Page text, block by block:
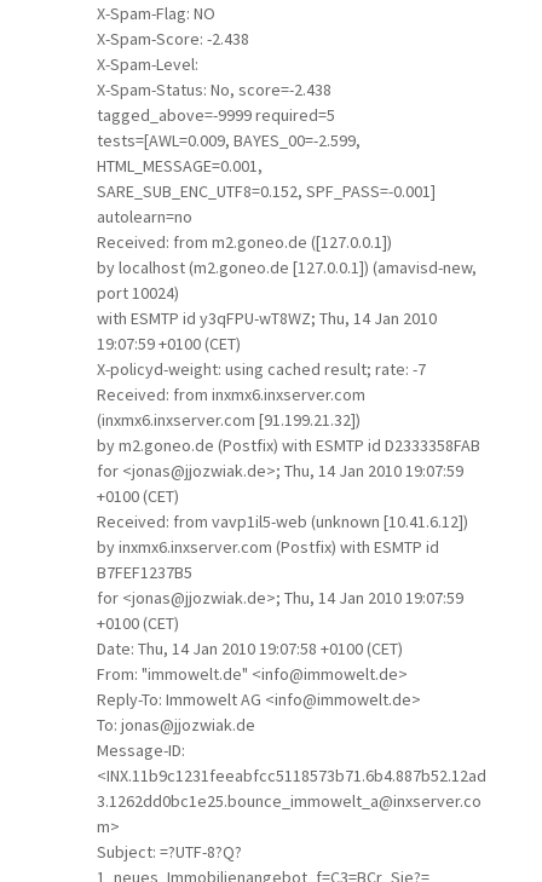
X-Spam-Flag: NO
X-Spam-Score: -2.438
X-Spam-Level:
X-Spam-Status: No, score=-2.438
tagged_above=-9999 required=5
tests=[AWL=0.009, BAYES_00=-2.599,
HTML_MESSAGE=0.001,
SARE_SUB_ENC_UTF8=0.152, SPF_PASS=-0.001]
autolearn=no
Received: from m2.goneo.de ([127.0.0.1])
by localhost (m2.goneo.de [127.0.0.1]) (amavisd-new,
port 10024)
with ESMTP id y3qFPU-wT8WZ; Thu, 14 Jan 2010
19:07:59 +0100 (CET)
X-policyd-weight: using cached result; rate: -7
Received: from inxmx6.inxserver.com
(inxmx6.inxserver.com [91.199.21.32])
by m2.goneo.de (Postfix) with ESMTP id D2333358FAB
for <jonas@jjozwiak.de>; Thu, 14 Jan 2010 19:07:59
+0100 (CET)
Received: from vavp1il5-web (unknown [10.41.6.12])
by inxmx6.inxserver.com (Postfix) with ESMTP id
B7FEF1237B5
for <jonas@jjozwiak.de>; Thu, 14 Jan 2010 19:07:59
+0100 (CET)
Date: Thu, 14 Jan 2010 19:07:58 +0100 (CET)
From: "immowelt.de" <info@immowelt.de>
Reply-To: Immowelt AG <info@immowelt.de>
To: jonas@jjozwiak.de
Message-ID:
<INX.11b9c1231feeabfcc5118573b71.6b4.887b52.12ad
3.1262dd0bc1e25.bounce_immowelt_a@inxserver.co
m>
Subject: =?UTF-8?Q?
1_neues_Immobilienangebot_f=C3=BCr_Sie?=